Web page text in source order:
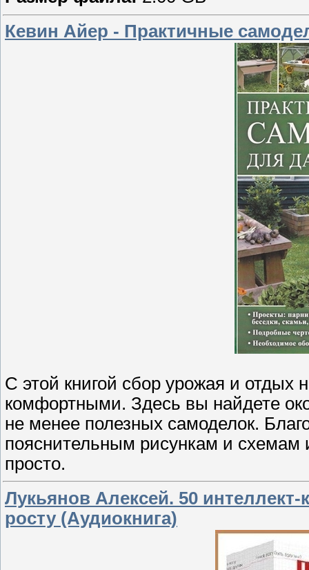
Кевин Айер - Практичные
С этой книгой сбор урожая и отдых
комфортными. Здесь вы найдете
не менее полезных самоделок.
пояснительным рисункам и схемам
просто.
Лукьянов Алексей. 50
росту (Аудиокнига)